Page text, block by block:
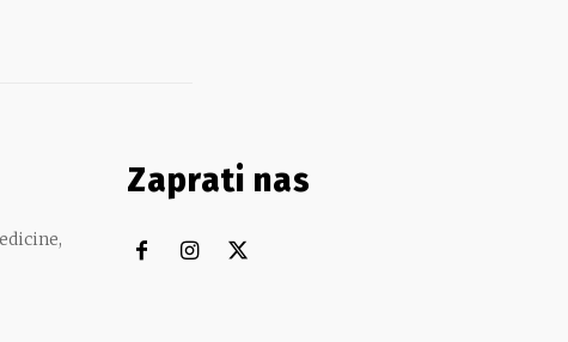
Zaprati nas